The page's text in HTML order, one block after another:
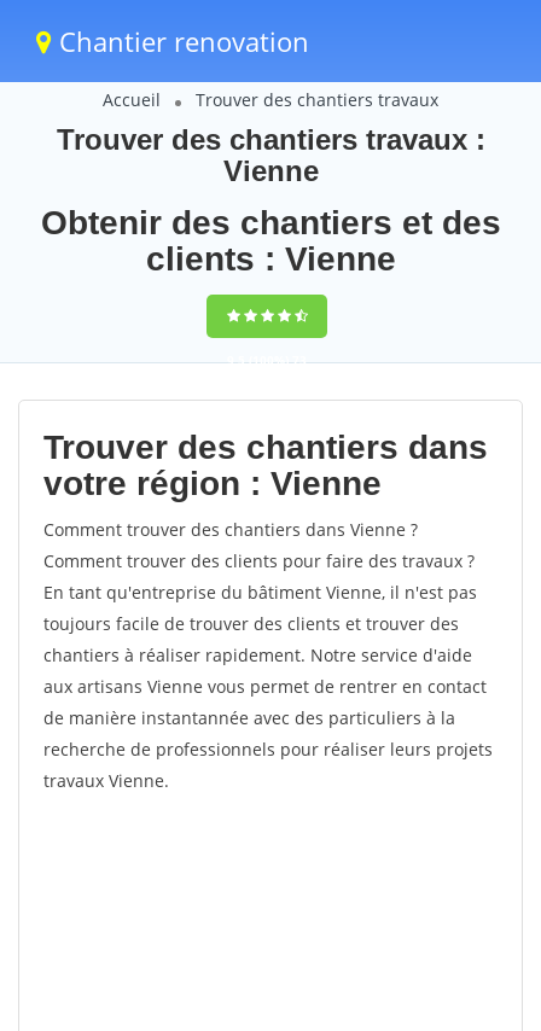
Chantier renovation
Accueil Trouver des chantiers travaux
Trouver des chantiers travaux :
Vienne
Obtenir des chantiers et des
clients : Vienne
9,5(100%)73
votes
Trouver des chantiers dans
votre région : Vienne
Comment trouver des chantiers dans Vienne ?
Comment trouver des clients pour faire des travaux ?
En tant qu'entreprise du bâtiment Vienne, il n'est pas
toujours facile de trouver des clients et trouver des
chantiers à réaliser rapidement. Notre service d'aide
aux artisans Vienne vous permet de rentrer en contact
de manière instantannée avec des particuliers à la
recherche de professionnels pour réaliser leurs projets
travaux Vienne.